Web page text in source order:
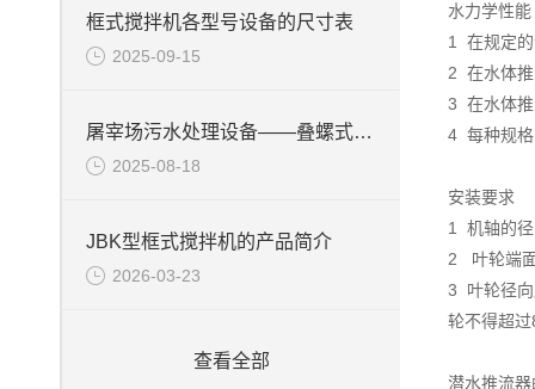
框式搅拌机各型号设备的尺寸表
2025-09-15
屠宰场污水处理设备——叠螺式脱水机
2025-08-18
JBK型框式搅拌机的产品简介
2026-03-23
查看全部
水力学性能
1 在规定
2 在水体推
3 在水体推
4 每种规格
安装要求
1 机轴的
2 叶轮端
3 叶轮径向
轮不得超
潜水推流